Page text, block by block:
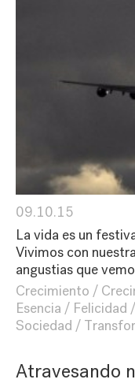
09.10.15
La vida es un
Vivimos con
angustias que
Crecimiento
Esencia
Felicidad
Sociedad
Atravesando